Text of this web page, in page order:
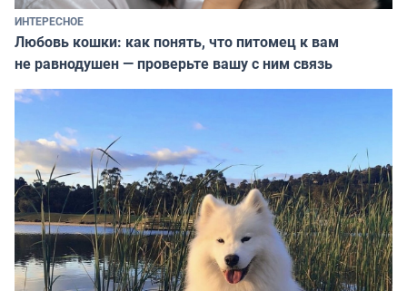
ИНТЕРЕСНОЕ
Любовь кошки: как понять, что питомец к вам
не равнодушен — проверьте вашу с ним связь